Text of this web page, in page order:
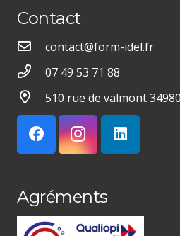
Contact
contact@form-idel.fr
07 49 53 71 88
510 rue de valmont 34980
Agréments